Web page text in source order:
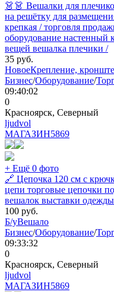
👗👗 Вешалки для
на решётку для
крепкая / торговля
оборудование настенный
вещей вешалка плечики /
35 руб.
НовоеКрепление,
Бизнес/Оборудование/
09:40:02
0
Красноярск, Северный
ljudvol
МАГАЗИН5869
+ Ещё 0 фото
🔗 Цепочка 120 см с
цепи торговые цепочки
вешалок выставки
100 руб.
Б/уВешало
Бизнес/Оборудование/
09:33:32
0
Красноярск, Северный
ljudvol
МАГАЗИН5869